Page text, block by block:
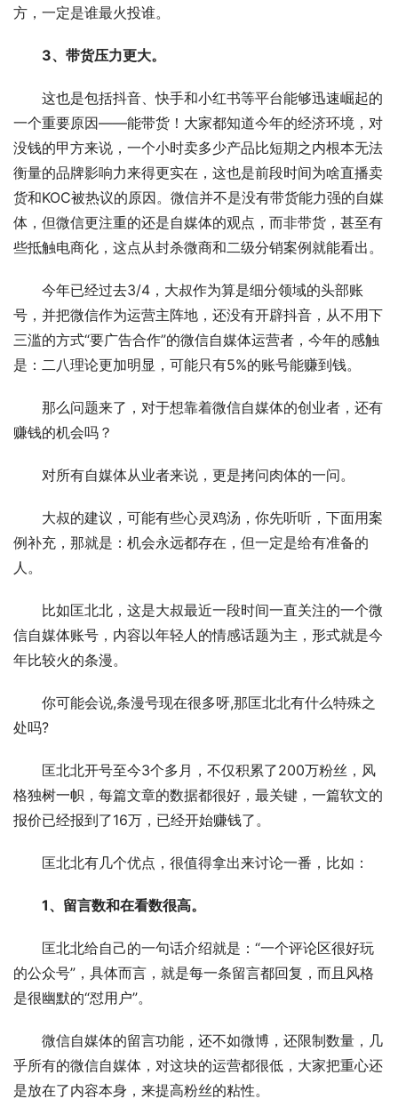
方，一定是谁最火投谁。
3、带货压力更大。
这也是包括抖音、快手和小红书等平台能够迅速崛起的
一个重要原因——能带货！大家都知道今年的经济环境，对
没钱的甲方来说，一个小时卖多少产品比短期之内根本无法
衡量的品牌影响力来得更实在，这也是前段时间为啥直播卖
货和KOC被热议的原因。微信并不是没有带货能力强的自媒
体，但微信更注重的还是自媒体的观点，而非带货，甚至有
些抵触电商化，这点从封杀微商和二级分销案例就能看出。
今年已经过去3/4，大叔作为算是细分领域的头部账
号，并把微信作为运营主阵地，还没有开辟抖音，从不用下
三滥的方式“要广告合作”的微信自媒体运营者，今年的感触
是：二八理论更加明显，可能只有5%的账号能赚到钱。
那么问题来了，对于想靠着微信自媒体的创业者，还有
赚钱的机会吗？
对所有自媒体从业者来说，更是拷问肉体的一问。
大叔的建议，可能有些心灵鸡汤，你先听听，下面用案
例补充，那就是：机会永远都存在，但一定是给有准备的
人。
比如匡北北，这是大叔最近一段时间一直关注的一个微
信自媒体账号，内容以年轻人的情感话题为主，形式就是今
年比较火的条漫。
你可能会说,条漫号现在很多呀,那匡北北有什么特殊之
处吗?
匡北北开号至今3个多月，不仅积累了200万粉丝，风
格独树一帜，每篇文章的数据都很好，最关键，一篇软文的
报价已经报到了16万，已经开始赚钱了。
匡北北有几个优点，很值得拿出来讨论一番，比如：
1、留言数和在看数很高。
匡北北给自己的一句话介绍就是：“一个评论区很好玩
的公众号”，具体而言，就是每一条留言都回复，而且风格
是很幽默的“怼用户”。
微信自媒体的留言功能，还不如微博，还限制数量，几
乎所有的微信自媒体，对这块的运营都很低，大家把重心还
是放在了内容本身，来提高粉丝的粘性。